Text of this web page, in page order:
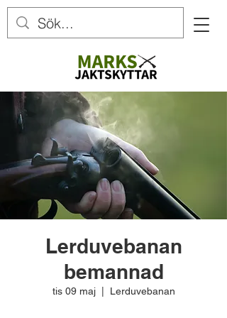
Lerduvebanan
bemannad
tis 09 maj
  |
Lerduvebanan